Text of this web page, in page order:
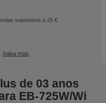
superiores a 25 €
Saiba mais
de 03 anos
EB-725W/Wi